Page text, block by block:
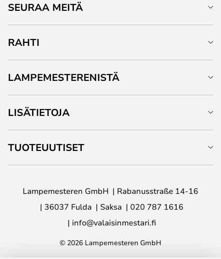
SEURAA MEITÄ
RAHTI
LAMPEMESTERENISTÄ
LISÄTIETOJA
TUOTEUUTISET
Lampemesteren GmbH
Rabanusstraße 14-16
36037 Fulda
Saksa
020 787 1616
info@valaisinmestari.fi
© 2026 Lampemesteren GmbH